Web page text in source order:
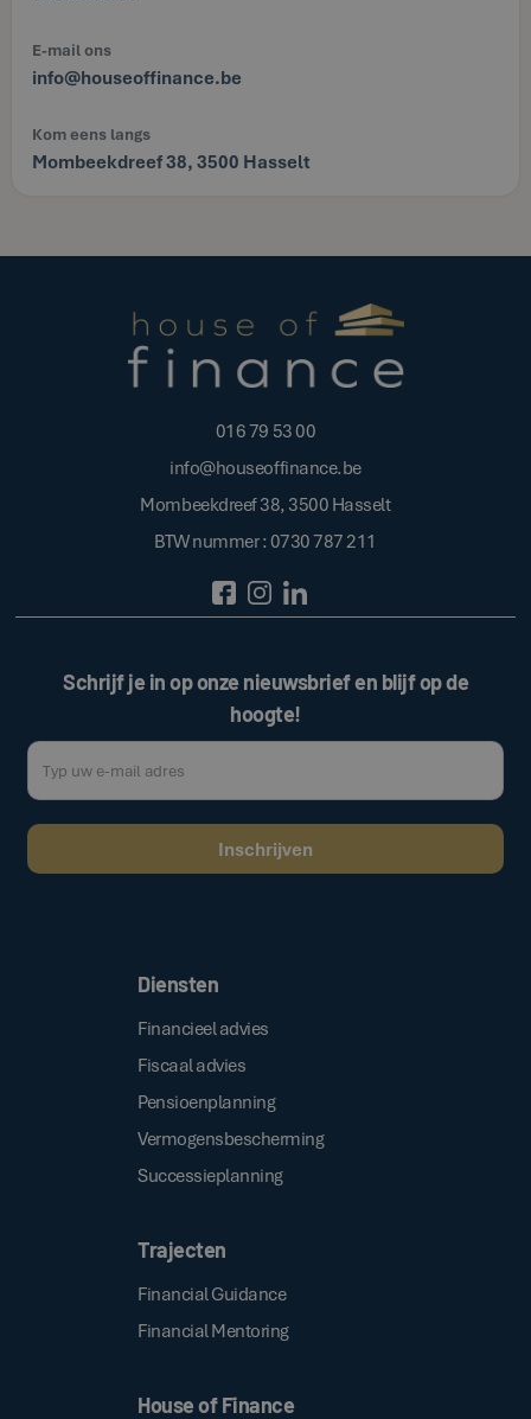
E-mail ons
info@houseoffinance.be
Kom eens langs
Mombeekdreef 38, 3500 Hasselt
016 79 53 00
info@houseoffinance.be
Mombeekdreef 38, 3500 Hasselt
BTW nummer : 0730 787 211
Schrijf je in op onze nieuwsbrief en blijf op de
hoogte!
Diensten
Financieel advies
Fiscaal advies
Pensioenplanning
Vermogensbescherming
Successieplanning
Trajecten
Financial Guidance
Financial Mentoring
House of Finance